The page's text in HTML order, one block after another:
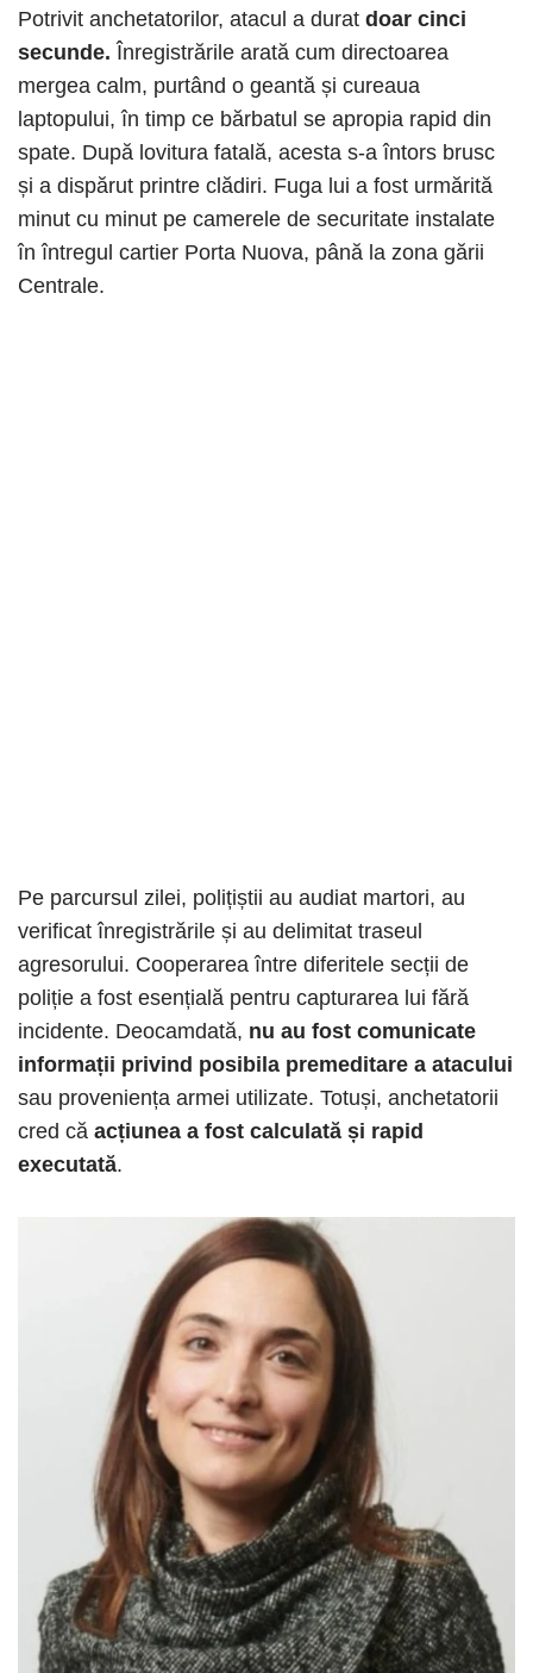
Potrivit anchetatorilor, atacul a durat doar cinci
secunde. Înregistrările arată cum directoarea
mergea calm, purtând o geantă și cureaua
laptopului, în timp ce bărbatul se apropia rapid din
spate. După lovitura fatală, acesta s-a întors brusc
și a dispărut printre clădiri. Fuga lui a fost urmărită
minut cu minut pe camerele de securitate instalate
în întregul cartier Porta Nuova, până la zona gării
Centrale.
Pe parcursul zilei, polițiștii au audiat martori, au
verificat înregistrările și au delimitat traseul
agresorului. Cooperarea între diferitele secții de
poliție a fost esențială pentru capturarea lui fără
incidente. Deocamdată, nu au fost comunicate
informații privind posibila premeditare a atacului
sau proveniența armei utilizate. Totuși, anchetatorii
cred că acțiunea a fost calculată și rapid
executată.